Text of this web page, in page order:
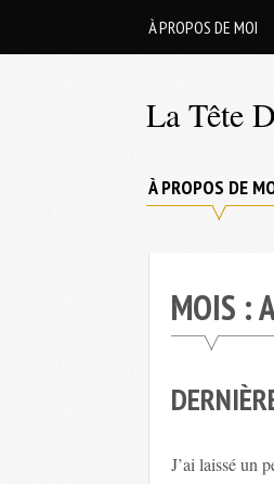
À PROPOS DE MOI
La Tête
aventures
privé
À PROPOS DE
MOIS :
J’ai laissé un